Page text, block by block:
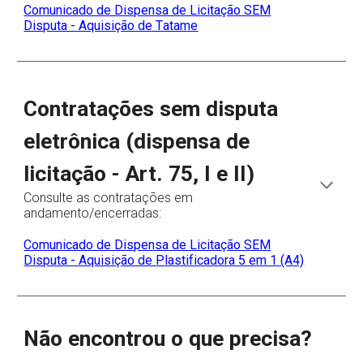
Comunicado de Dispensa de Licitação SEM
Disputa - Aquisição de Tatame
Contratações sem disputa
eletrônica (dispensa de
licitação - Art. 75, I e II)
Consulte as contratações em
andamento/encerradas:
Comunicado de Dispensa de Licitação SEM
Disputa - Aquisição de Plastificadora 5 em 1 (A4)
Não encontrou o que precisa?